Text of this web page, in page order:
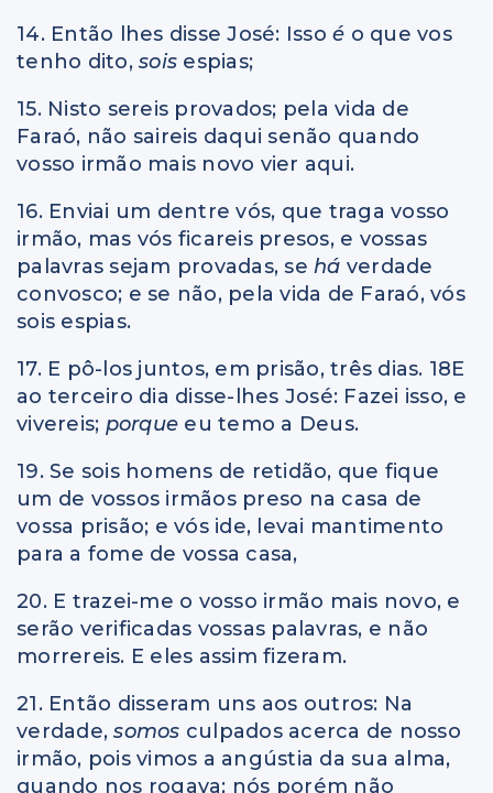
14. Então lhes disse José: Isso é o que vos
tenho dito, sois espias;
15. Nisto sereis provados; pela vida de
Faraó, não saireis daqui senão quando
vosso irmão mais novo vier aqui.
16. Enviai um dentre vós, que traga vosso
irmão, mas vós ficareis presos, e vossas
palavras sejam provadas, se há verdade
convosco; e se não, pela vida de Faraó, vós
sois espias.
17. E pô-los juntos, em prisão, três dias. 18E
ao terceiro dia disse-lhes José: Fazei isso, e
vivereis; porque eu temo a Deus.
19. Se sois homens de retidão, que fique
um de vossos irmãos preso na casa de
vossa prisão; e vós ide, levai mantimento
para a fome de vossa casa,
20. E trazei-me o vosso irmão mais novo, e
serão verificadas vossas palavras, e não
morrereis. E eles assim fizeram.
21. Então disseram uns aos outros: Na
verdade,somos culpados acerca de nosso
irmão, pois vimos a angústia da sua alma,
quando nos rogava; nós porém não